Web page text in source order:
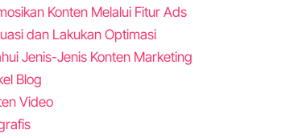
Konten Melalui Fitur Ads
dan Lakukan Optimasi
Jenis-Jenis Konten Marketing
Blog
Video